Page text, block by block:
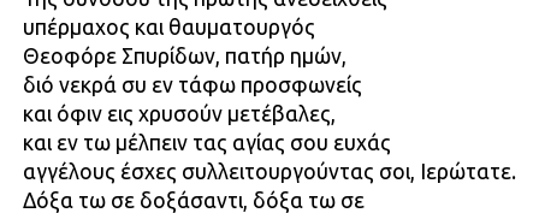
υπέρμαχος και θαυματουργός
Θεοφόρε Σπυρίδων, πατήρ ημών,
διό νεκρά συ εν τάφω προσφωνείς
και όφιν εις χρυσούν μετέβαλες,
και εν τω μέλπειν τας αγίας σου ευχάς
αγγέλους έσχες συλλειτουργούντας σοι, Ιερώτατε.
Δόξα τω σε δοξάσαντι, δόξα τω σε